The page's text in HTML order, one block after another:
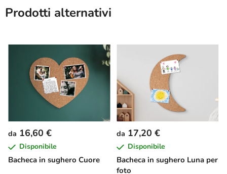
Prodotti alternativi
Bacheca in sughero Cuore
da 16,60 €
Disponibile
Bacheca in sughero Luna per
foto
da 17,20 €
Disponibile